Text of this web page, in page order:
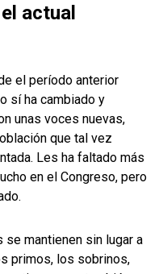
actual
el período anterior
sí ha cambiado y
unas voces nuevas,
que tal vez
Les ha faltado más
en el Congreso, pero
mantienen sin lugar a
primos, los sobrinos,